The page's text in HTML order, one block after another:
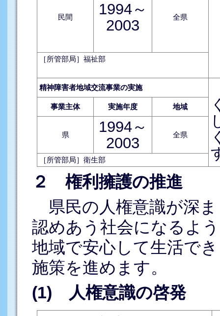
民間
1994～
2003
全県
［所管部局］福祉部
精神障害者地域交流事業の実施
事業主体 実施年度 地域
県
1994～
2003
全県
［所管部局］衛生部
２ 権利擁護の推進
県民の人権意識が深
認めあう社会になるよ
地域で安心して生活で
施策を進めます。
(1) 人権意識の啓発